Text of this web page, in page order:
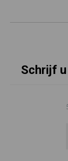
Schrijf